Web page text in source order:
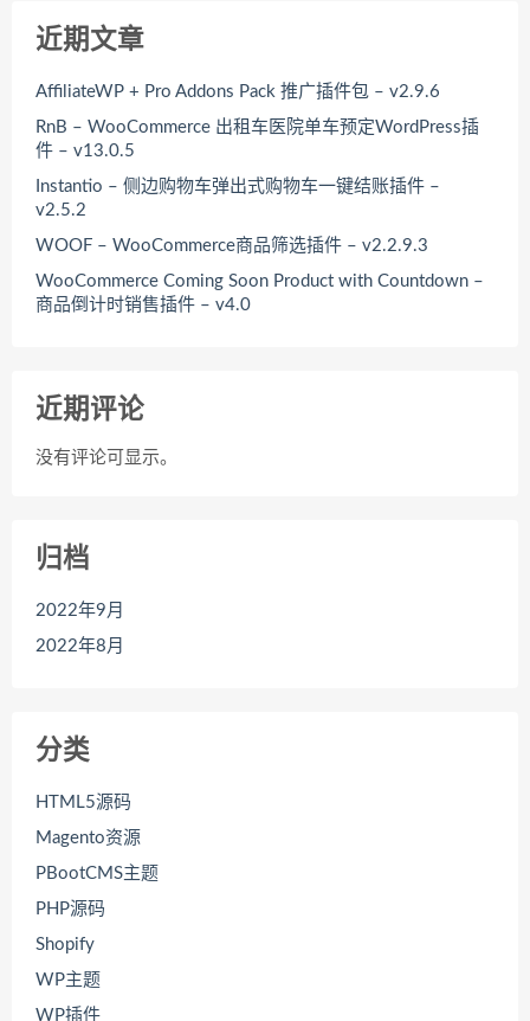
近期文章
AffiliateWP + Pro Addons Pack 推广插件包 – v2.9.6
RnB – WooCommerce 出租车医院单车预定WordPress插
件 – v13.0.5
Instantio – 侧边购物车弹出式购物车一键结账插件 –
v2.5.2
WOOF – WooCommerce商品筛选插件 – v2.2.9.3
WooCommerce Coming Soon Product with Countdown –
商品倒计时销售插件 – v4.0
近期评论
没有评论可显示。
归档
2022年9月
2022年8月
分类
HTML5源码
Magento资源
PBootCMS主题
PHP源码
Shopify
WP主题
WP插件